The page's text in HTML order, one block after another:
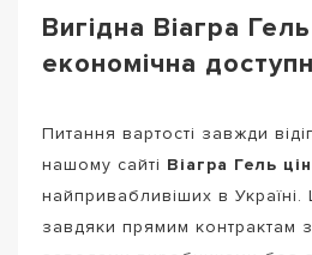
Вигідна Віагра
економічна
Питання вартості завжди
нашому сайті Віагра Гель
найпривабливіших в
завдяки прямим контрактам з